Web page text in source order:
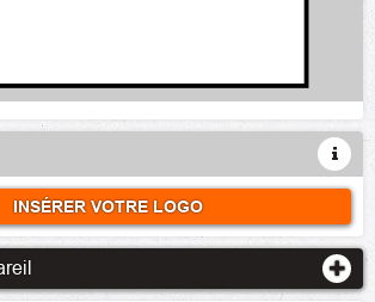
INSÉRER VOTRE LOGO